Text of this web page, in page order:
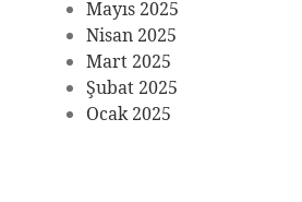
Mayıs 2025
Nisan 2025
Mart 2025
Şubat 2025
Ocak 2025